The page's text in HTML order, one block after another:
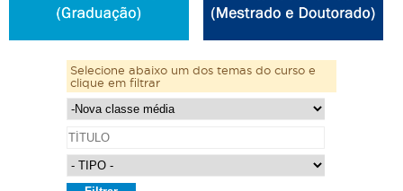
Selecione abaixo um dos temas do curso e
clique em filtrar